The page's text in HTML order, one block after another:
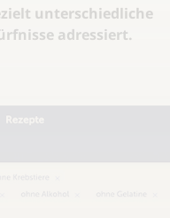
unterschiedliche
adressiert.